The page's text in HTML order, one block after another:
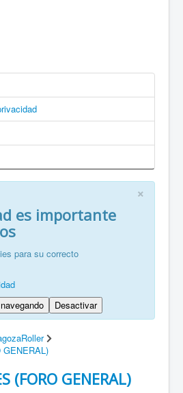
member?
滑协会！
×
es importante
para su correcto
Desactivar
GENERAL)
(FORO GENERAL)